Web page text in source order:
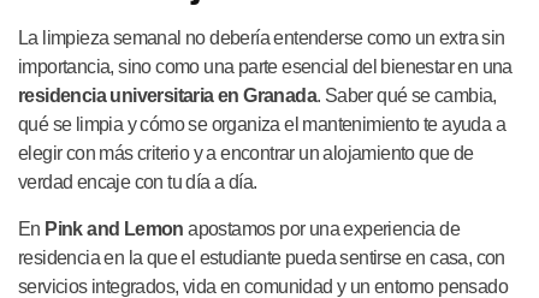
La limpieza semanal no debería entenderse como un extra sin
importancia, sino como una parte esencial del bienestar en una
residencia universitaria en Granada. Saber qué se cambia,
qué se limpia y cómo se organiza el mantenimiento te ayuda a
elegir con más criterio y a encontrar un alojamiento que de
verdad encaje con tu día a día.
En Pink and Lemon apostamos por una experiencia de
residencia en la que el estudiante pueda sentirse en casa, con
servicios integrados, vida en comunidad y un entorno pensado